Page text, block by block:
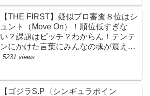
【THE FIRST】疑似プロ審査８位はシ
ュント（Move On）！順位低すぎな
い？課題はピッチ？わからん！テンテ
ンにかけた言葉にみんなの魂が震えて
ます…【ザファースト・ネットのネタ
5231 views
【ゴジラS.P〈シンギュラポイン